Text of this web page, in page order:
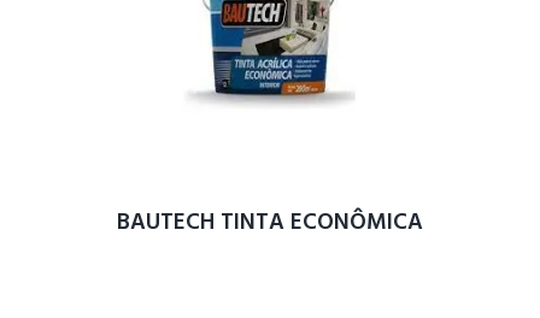
BAUTECH TINTA ECONÔMICA